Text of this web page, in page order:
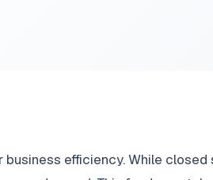
efficiency. While